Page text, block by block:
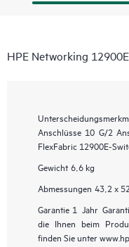
HPE Networking
Anschlüsse 10 G/2
FlexFabric 12900E-
Gewicht 6,6 kg
Abmessungen 43,2 x
Garantie 1 Jahr
die Ihnen beim
finden Sie unter